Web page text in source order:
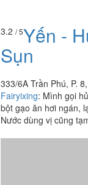
3.2 / 5Yến -
Sụn
333/6A Trần Phú, P.
Fairyixing: Mình gọi
bột gạo ăn hơi ngán,
Nước dùng vị cũng